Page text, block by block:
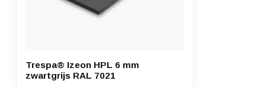
Trespa® Izeon HPL 6 mm
zwartgrijs RAL 7021